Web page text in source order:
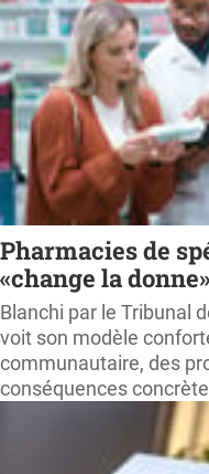
Pharmacies de
«change la donne»
Blanchi par le Tribunal
voit son modèle
communautaire, des
conséquences